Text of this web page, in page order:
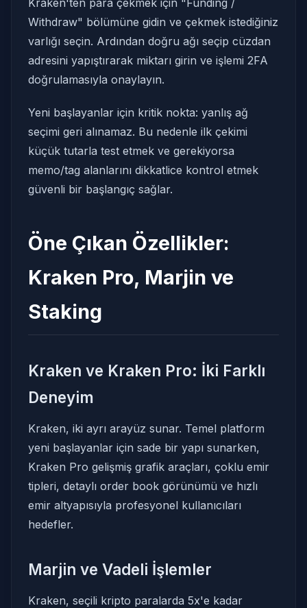
Kraken'ten para çekmek için "Funding /
Withdraw" bölümüne gidin ve çekmek istediğiniz
varlığı seçin. Ardından doğru ağı seçip cüzdan
adresini yapıştırarak miktarı girin ve işlemi 2FA
doğrulamasıyla onaylayın.
Yeni başlayanlar için kritik nokta: yanlış ağ
seçimi geri alınamaz. Bu nedenle ilk çekimi
küçük tutarla test etmek ve gerekiyorsa
memo/tag alanlarını dikkatlice kontrol etmek
güvenli bir başlangıç sağlar.
Öne Çıkan Özellikler:
Kraken Pro, Marjin ve
Staking
Kraken ve Kraken Pro: İki Farklı
Deneyim
Kraken, iki ayrı arayüz sunar. Temel platform
yeni başlayanlar için sade bir yapı sunarken,
Kraken Pro gelişmiş grafik araçları, çoklu emir
tipleri, detaylı order book görünümü ve hızlı
emir altyapısıyla profesyonel kullanıcıları
hedefler.
Marjin ve Vadeli İşlemler
Kraken, seçili kripto paralarda 5x'e kadar